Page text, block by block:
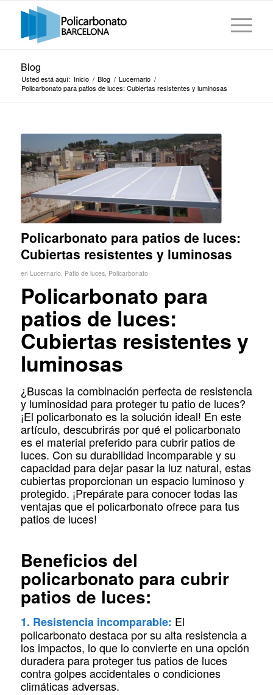
Blog
Usted está aquí: Inicio / Blog / Lucernario /
Policarbonato para patios de luces: Cubiertas resistentes y luminosas
Policarbonato para patios de luces:
Cubiertas resistentes y luminosas
en Lucernario, Patio de luces, Policarbonato
Policarbonato para
patios de luces:
Cubiertas resistentes y
luminosas
¿Buscas la combinación perfecta de resistencia
y luminosidad para proteger tu patio de luces?
¡El policarbonato es la solución ideal! En este
artículo, descubrirás por qué el policarbonato
es el material preferido para cubrir patios de
luces. Con su durabilidad incomparable y su
capacidad para dejar pasar la luz natural, estas
cubiertas proporcionan un espacio luminoso y
protegido. ¡Prepárate para conocer todas las
ventajas que el policarbonato ofrece para tus
patios de luces!
Beneficios del
policarbonato para cubrir
patios de luces:
1. Resistencia incomparable: El
policarbonato destaca por su alta resistencia a
los impactos, lo que lo convierte en una opción
duradera para proteger tus patios de luces
contra golpes accidentales o condiciones
climáticas adversas.